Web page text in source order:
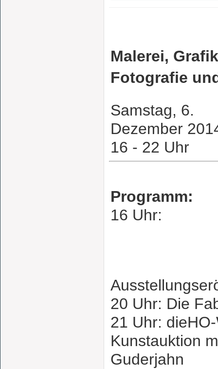
Malerei,
Fotografie
Samstag, 6.
Dezember
16 - 22 Uhr
Programm:
16 Uhr:
20 Uhr: Die
21 Uhr:
Kunstauktion
Guderjahn